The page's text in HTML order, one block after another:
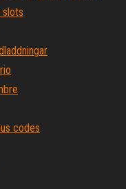
slots
codes